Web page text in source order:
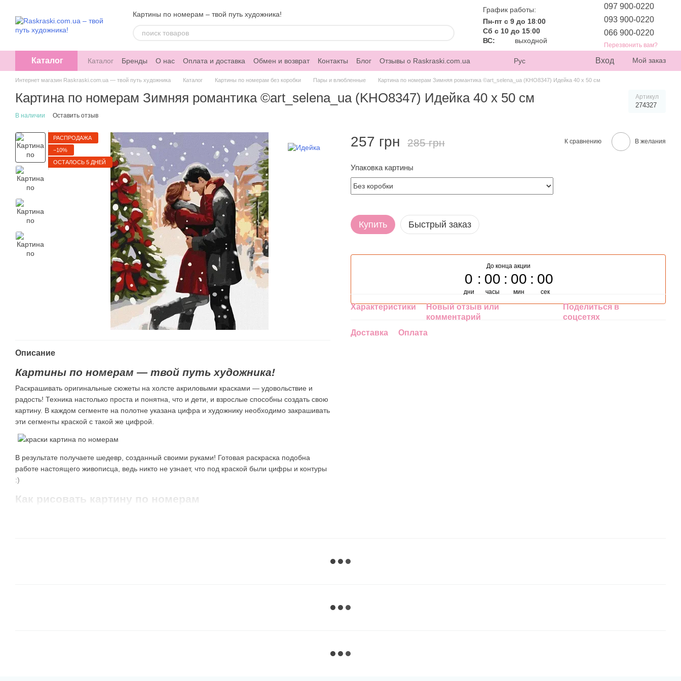
Картины по номерам – твой путь художника!
График работы:
Пн-пт с 9 до 18:00
Сб с 10 до 15:00
ВС:
выходной
097 900-0220
093 900-0220
066 900-0220
Перезвонить вам?
Каталог Каталог Бренды О нас Оплата и доставка Обмен и возврат Контакты Блог Отзывы о Raskraski.com.ua Рус Вход Мой заказ
Интернет магазин Raskraski.com.ua — твой путь художника Каталог Картины по номерам без коробки Пары и влюбленные Картина по номерам Зимняя романтика ©art_selena_ua (KHO8347) Идейка 40 х 50 см
Картина по номерам Зимняя романтика ©art_selena_ua (KHO8347) Идейка 40 х 50 см Артикул
274327
В наличии Оставить отзыв
РАСПРОДАЖА
−10%
ОСТАЛОСЬ 5 ДНЕЙ
Описание
Картины по номерам — твой путь художника!
Раскрашивать оригинальные сюжеты на холсте акриловыми красками — удовольствие и
радость! Техника настолько проста и понятна, что и дети, и взрослые способны создать свою
картину. В каждом сегменте на полотне указана цифра и художнику необходимо закрашивать
эти сегменты краской с такой же цифрой.
В результате получаете шедевр, созданный своими руками! Готовая раскраска подобна
работе настоящего живописца, ведь никто не узнает, что под краской были цифры и контуры
:)
Как рисовать картину по номерам
257 грн 285 грн К сравнению В желания
Упаковка картины
Купить Быстрый заказ
До конца акции
0
дни
00
часы
00
мин
00
сек
Характеристики
Новый отзыв или
комментарий
Поделиться в
соцсетях
Доставка
Оплата